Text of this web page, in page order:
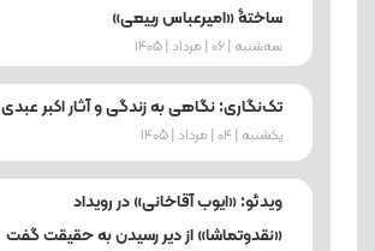
ساختۀ «امیرعباس ربیعی»
ﺳﻪشنبه | 06 | مرداد | 1405
تک‌نگاری: نگاهی به زندگی و آثار اکبر عبدی
یکشنبه | 04 | مرداد | 1405
ویدئو: «ایوب آقاخانی» در رویداد
«نقدوتماشا» از دیر رسیدن به حقیقت گفت